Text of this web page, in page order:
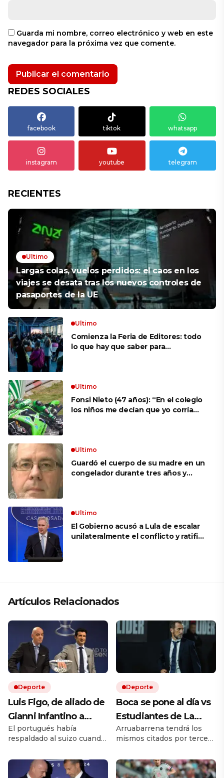
Guarda mi nombre, correo electrónico y web en este
navegador para la próxima vez que comente.
REDES SOCIALES
facebook tiktok whatsapp
instagram youtube telegram
RECIENTES
Ultimo
Largas colas, vuelos perdidos: el caos en los
viajes se desata tras los nuevos controles de
pasaportes de la UE
Ultimo
Comienza la Feria de Editores: todo
lo que hay que saber para
Ultimo
Fonsi Nieto (47 años): “En el colegio
los niños me decían que yo corría
Ultimo
Guardó el cuerpo de su madre en un
congelador durante tres años y
Ultimo
El Gobierno acusó a Lula de escalar
unilateralmente el conflicto y ratificó
Artículos Relacionados
Deporte
Luis Figo, de aliado de
Gianni Infantino a
pedir su renuncia: la
durísima carta que
sacude a la FIFA
El portugués había
respaldado al suizo cuando
FIFA en 2016. Diez años
después, Luis Figo cambió
Deporte
Boca se pone al día vs
Estudiantes de La
Plata, sin Muslera, y
busca su primera
victoria en el Torneo
Clausura: hora y
Arruabarrena tendrá los
mismos citados por tercer
el torneo local. Quién es el
árbitro y cómo ver en vivo